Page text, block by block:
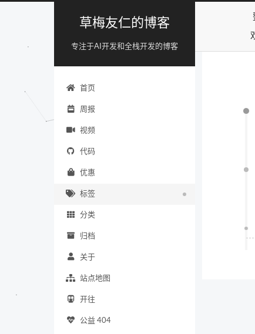
草梅友仁的博客
专注于AI开发和全栈开发的博客
首页
周报
视频
代码
优惠
标签
分类
归档
关于
站点地图
开往
公益 404